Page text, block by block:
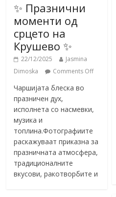
✨ Празнични
моменти од
срцето на
Крушево ✨
22/12/2025
Jasmina
Dimoska
Comments Off
Чаршијата блеска во
празничен дух,
исполнета со насмевки,
музика и
топлина.Фотографиите
раскажуваат приказна за
празничната атмосфера,
традиционалните
вкусови, ракотворбите и